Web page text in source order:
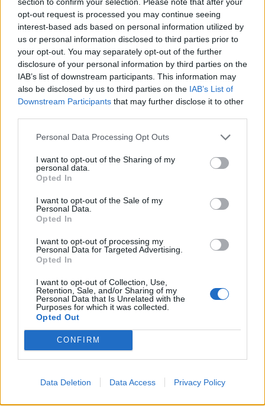
opt-out request is processed you may continue seeing
interest-based ads based on personal information utilized by
us or personal information disclosed to third parties prior to
your opt-out. You may separately opt-out of the further
disclosure of your personal information by third parties on the
IAB’s list of downstream participants. This information may
also be disclosed by us to third parties on the IAB’s List of
Downstream Participants that may further disclose it to other
Personal Data Processing Opt Outs
I want to opt-out of the Sharing of my
personal data.
Opted In
I want to opt-out of the Sale of my
Personal Data.
Opted In
I want to opt-out of processing my
Personal Data for Targeted Advertising.
Opted In
I want to opt-out of Collection, Use,
Retention, Sale, and/or Sharing of my
Personal Data that Is Unrelated with the
Purposes for which it was collected.
Opted Out
CONFIRM
Data Deletion Data Access Privacy Policy
meta ogni 94 minuti video
Redazione / 27.01.2026 08:05
PREMIERSHIP
Todaro e Fischetti show in Prem:
Doppiette e campioni d'inverno video
Redazione / 04.01.2026 10:42
PREMIERSHIP
Prem: sei azzurri partono titolari,
Redazione / 03.01.2026 12:43
PREMIERSHIP
Varney: meta con Exeter nella vittoria
Redazione / 29.12.2025 11:23
1 2